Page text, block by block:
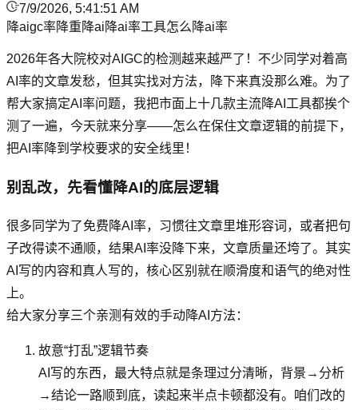
7/9/2026, 5:41:51 AM
降aigc率降重降ai 降ai率工具怎么降ai率
2026年各大院校对AIGC的检测越来越严了！不少同学对着高
AI率的文章发愁，但其实找对方法，降下来真没那么难。为了
帮大家搞定AI率问题，我把市面上十几款主流降AI工具都挨个
测了一遍，今天就来分享——怎么在保住文章逻辑的前提下，
把AI率降到学校要求的安全线里！
别乱改，先看懂降AI的底层逻辑
很多同学为了免费降AI率，习惯往文章里堆形容词，或者把句
子改得读不通顺，结果AI率没降下来，文章质量还垮了。其实
AI写的内容和真人写的，核心区别就在顺滑度和语气的绝对性
上。
给大家分享三个亲测有效的手动降AI方法：
故意“打乱”逻辑节奏
AI写的东西，最大特点就是条理过分清晰，背景→分析
→结论一路顺到底，读起来半点卡顿都没有。咱们改的